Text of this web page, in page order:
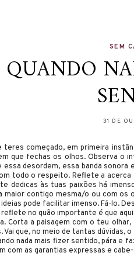
SEM
QUANDO
31 DE
teres começado, em primeira
que fechas os olhos. Observa o
essa desordem, essa banda
todo o respeito. Reflete a
dedicas às tuas paixões há
maior contigo mesma/o ou com
pode facilitar imenso. Fá-lo.
no quão importante é que
Corta a paisagem com o teu
Vai que, no meio de tantas
nada mais fizer sentido, pára e
com as garantias expressas e